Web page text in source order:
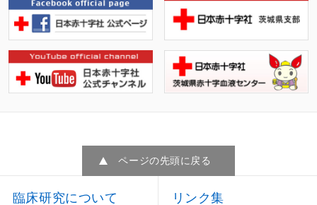
ページの先頭に戻る
臨床研究について リンク集